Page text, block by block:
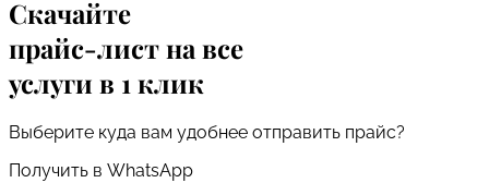
Скачайте
прайс-листна все
услуги в 1 клик
Выберите куда вам удобнее отправить прайс?
Получить в WhatsApp